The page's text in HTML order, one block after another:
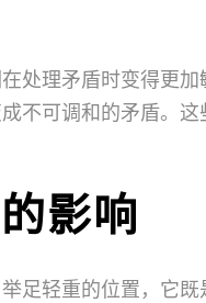
处理矛盾时变得更
不可调和的矛盾。
影响
足轻重的位置，它